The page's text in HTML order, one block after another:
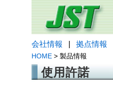
会社情報 拠点情報
HOME > 製品情報
使用許諾